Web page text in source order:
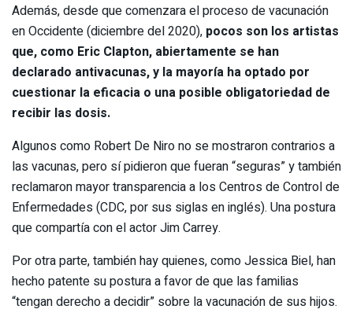
Además, desde que comenzara el proceso de vacunación
en Occidente (diciembre del 2020), pocos son los artistas
que, como Eric Clapton, abiertamente se han
declarado antivacunas, y la mayoría ha optado por
cuestionar la eficacia o una posible obligatoriedad de
recibir las dosis.
Algunos como Robert De Niro no se mostraron contrarios a
las vacunas, pero sí pidieron que fueran “seguras” y también
reclamaron mayor transparencia a los Centros de Control de
Enfermedades (CDC, por sus siglas en inglés). Una postura
que compartía con el actor Jim Carrey.
Por otra parte, también hay quienes, como Jessica Biel, han
hecho patente su postura a favor de que las familias
“tengan derecho a decidir” sobre la vacunación de sus hijos.